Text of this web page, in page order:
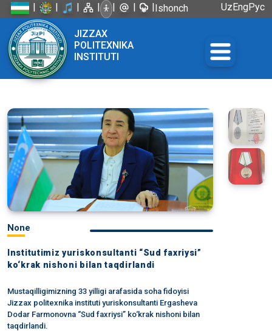
| | | | | | |Ishonch
UzEngРус
JIZZAX
POLITEXNIKA
INSTITUTI
None
Institutimiz yuriskonsultanti “Sud faxriysi”
ko‘krak nishoni bilan taqdirlandi
Mustaqilligimizning 33 yilligi arafasida soha fidoyisi
Jizzax politexnika instituti yuriskonsultanti Ergasheva
Dodar Farmonovna “Sud faxriysi” ko‘krak nishoni bilan
taqdirlandi.